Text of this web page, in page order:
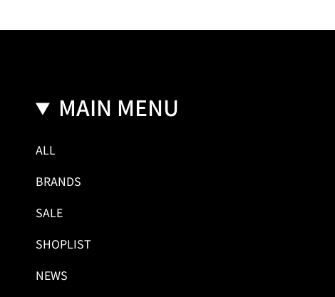
MAIN MENU
ALL
BRANDS
SALE
SHOPLIST
NEWS